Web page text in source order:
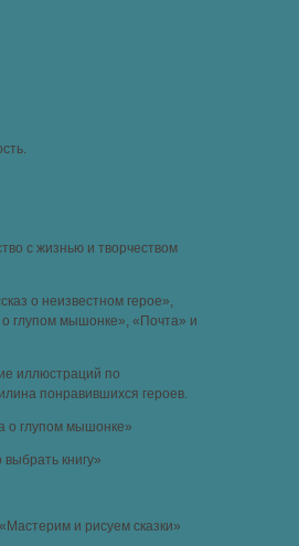
с жизнью и творчеством
о неизвестном герое»,
глупом мышонке», «Почта» и
иллюстраций по
понравившихся героев.
о глупом мышонке»
книгу»
и рисуем сказки»